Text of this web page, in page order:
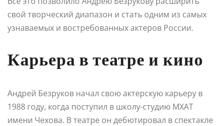
свой творческий диапазон и стать одним из самых
узнаваемых и востребованных актеров России.
Карьера в театре и кино
Андрей Безруков начал свою актерскую карьеру в
1988 году, когда поступил в школу-студию МХАТ
имени Чехова. В театре он дебютировал в спектакле